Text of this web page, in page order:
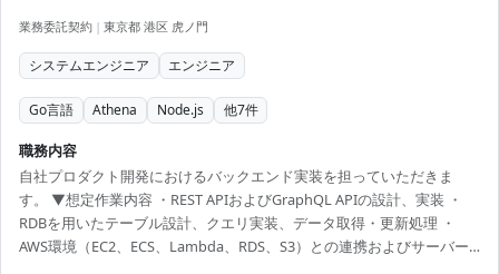
業務委託契約 | 東京都 港区 虎ノ門
システムエンジニア エンジニア
Go言語 Athena Node.js 他7件
職務内容
自社プロダクト開発におけるバックエンド実装を担っていただきま
す。 ▼想定作業内容 ・REST APIおよびGraphQL APIの設計、実装 ・
RDBを用いたテーブル設計、クエリ実装、データ取得・更新処理 ・
AWS環境（EC2、ECS、Lambda、RDS、S3）との連携およびサーバー